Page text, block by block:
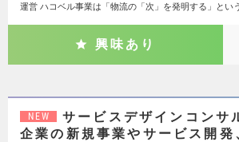
運営 ハコベル事業は「物流の「次」を発明する」とい
興味あり
NEW
サービスデザインコンサ
企業の新規事業やサービス開発